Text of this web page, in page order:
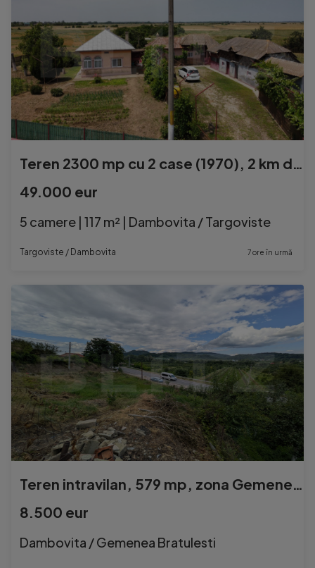
Teren 2300 mp cu 2 case (1970), 2 km de A1— ideal reconver
49.000 eur
5 camere | 117 m² | Dambovita / Targoviste
Targoviste / Dambovita 7 ore în urmă
Teren intravilan, 579 mp, zona Gemenea Oncesti
8.500 eur
Dambovita / Gemenea Bratulesti